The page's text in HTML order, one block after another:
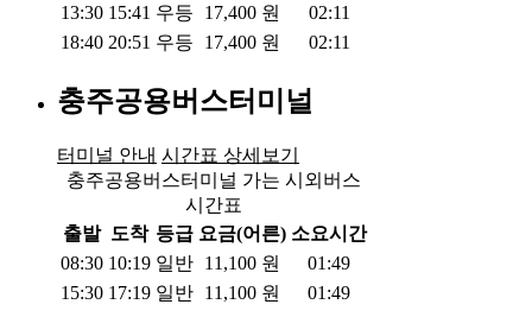
13:30 15:41 우등 17,400 원
02:11
18:40 20:51 우등 17,400 원 02:11
충주공용버스터미널
터미널 안내 시간표 상세보기
충주공용버스터미널 가는 시외버스
시간표
출발 도착 등급 요금(어른) 소요시간
08:30 10:19 일반 11,100 원
01:49
15:30 17:19 일반 11,100 원 01:49